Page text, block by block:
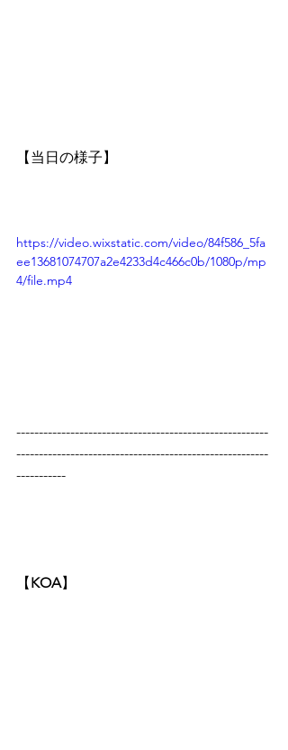
【当日の様子】
https://video.wixstatic.com/video/84f586_5fa
ee13681074707a2e4233d4c466c0b/1080p/mp
4/file.mp4
--------------------------------------------------------
--------------------------------------------------------
-----------
【KOA】